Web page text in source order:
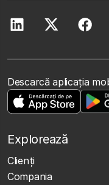
Descarcă aplicația
Explorează
Clienţi
Compania